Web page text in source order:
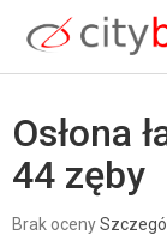
treści
Osłona
44 zęby
Średnia
Brak oceny